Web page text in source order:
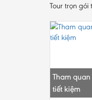
Tour trọn
Tham
tiết kiệm